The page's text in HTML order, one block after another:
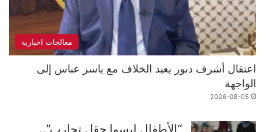
معالجات اخبارية
اعتقال أشرف دبور يعيد الخلاف مع ياسر عباس إلى
الواجهة
2026-08-05
“الأطفال ليسوا حقل تجارب”..